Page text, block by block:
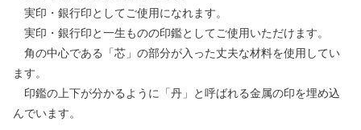
実印・銀行印としてご使用になれます。
実印・銀行印と一生ものの印鑑としてご使用いただけます。
角の中心である「芯」の部分が入った丈夫な材料を使用してい
ます。
印鑑の上下が分かるように「丹」と呼ばれる金属の印を埋め込
んでいます。